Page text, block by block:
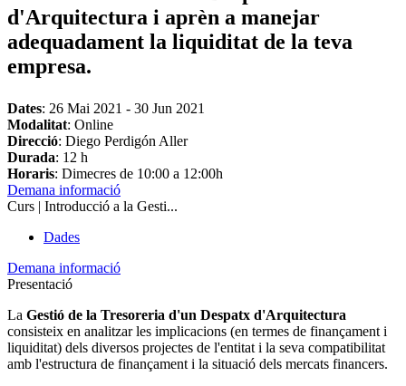
d'Arquitectura i aprèn a manejar
adequadament la liquiditat de la teva
empresa.
Dates: 26 Mai 2021 - 30 Jun 2021
Modalitat: Online
Direcció: Diego Perdigón Aller
Durada: 12 h
Horaris: Dimecres de 10:00 a 12:00h
Demana informació
Curs | Introducció a la Gesti...
Dades
Demana informació
Presentació
La Gestió de la Tresoreria d'un Despatx d'Arquitectura
consisteix en analitzar les implicacions (en termes de finançament i
liquiditat) dels diversos projectes de l'entitat i la seva compatibilitat
amb l'estructura de finançament i la situació dels mercats financers.